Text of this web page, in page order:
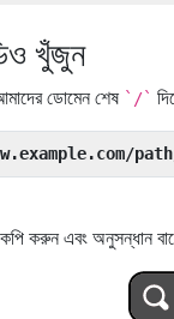
খুঁজুন
ডোমেন শেষ `/`
করুন এবং অনুসন্ধান